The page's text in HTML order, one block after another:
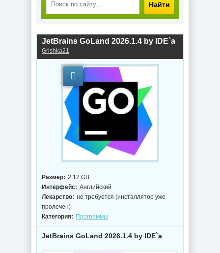
26300.9032
Windows 10 Pro
Revision
Windows 10
Enterprise 2021
LTSC x64 Full
version Июль
PDF редактор
Adobe Acrobat Pro
2026.001.21771 by
7997
Просмотр
документов
Adobe Acrobat Pro
2026.001.21771 by
NEW
Wondershare
UniConverter
Найти
JetBrains GoLand 2026.1.4 by IDE`a
Grishka21
Размер: 2.12 GB
Интерфейс: Английский
Лекарство: не требуется (инсталлятор уже
пролечен)
Категория: Программы
JetBrains GoLand 2026.1.4 by IDE`a